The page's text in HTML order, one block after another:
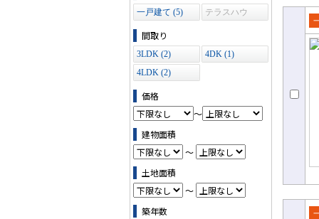
一戸建て (5)
テラスハウ
間取り
3LDK (2)
4DK (1)
4LDK (2)
価格
～
建物面積
～
土地面積
～
築年数
て